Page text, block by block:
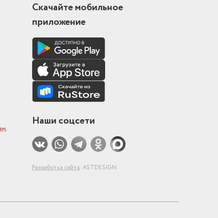
.
Скачайте мобильное
приложение
Наши соцсети
Разработка сайта ASTDESIGN